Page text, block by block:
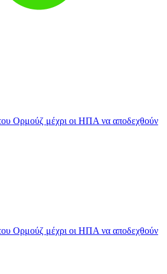
Ορμούζ μέχρι οι ΗΠΑ να αποδεχθούν
Ορμούζ μέχρι οι ΗΠΑ να αποδεχθούν